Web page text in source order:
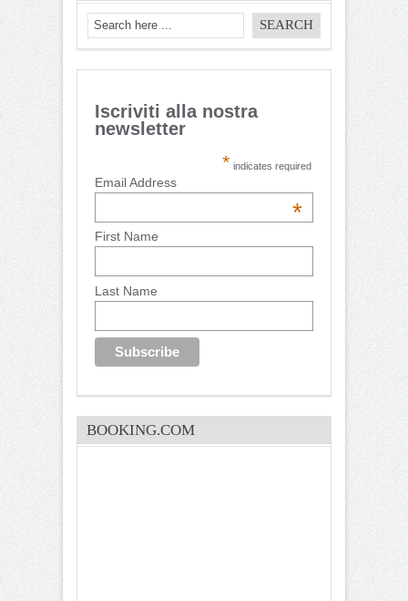
Iscriviti alla nostra
newsletter
* indicates required
Email Address
*
First Name
Last Name
BOOKING.COM